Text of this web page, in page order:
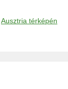
Ausztria térképén